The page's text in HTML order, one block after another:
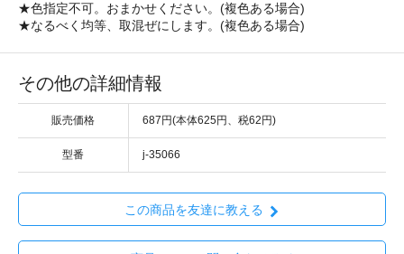
★色指定不可。おまかせください。(複色ある場合)
★なるべく均等、取混ぜにします。(複色ある場合)
その他の詳細情報
販売価格 687円(本体625円、税62円)
型番 j-35066
この商品を友達に教える